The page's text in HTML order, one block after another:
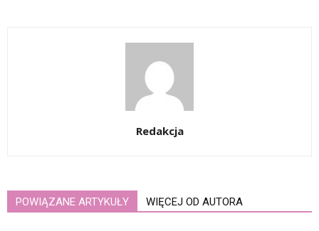
Redakcja
POWIĄZANE ARTYKUŁY WIĘCEJ OD AUTORA